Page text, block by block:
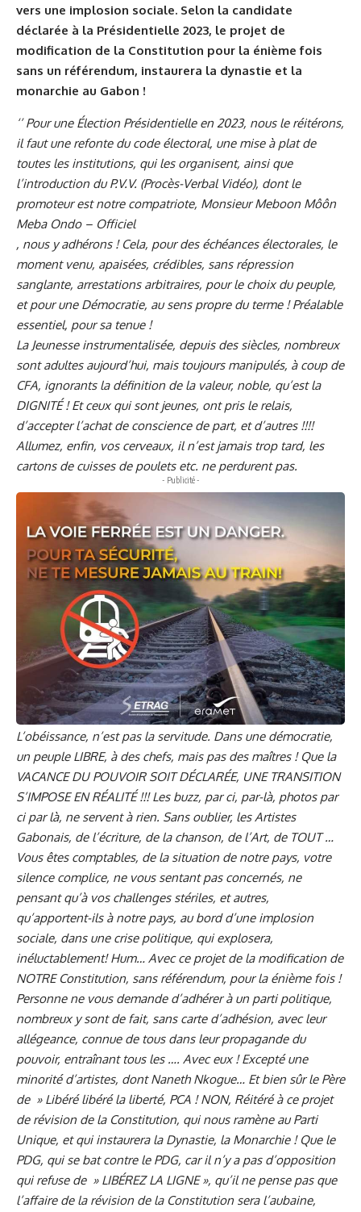
vers une implosion sociale. Selon la candidate
déclarée à la Présidentielle 2023, le projet de
modification de la Constitution pour la énième fois
sans un référendum, instaurera la dynastie et la
monarchie au Gabon !
‘’ Pour une Élection Présidentielle en 2023, nous le réitérons,
il faut une refonte du code électoral, une mise à plat de
toutes les institutions, qui les organisent, ainsi que
l’introduction du P.V.V. (Procès-Verbal Vidéo), dont le
promoteur est notre compatriote, MonsieurMeboon Môôn
Meba Ondo – Officiel
, nous y adhérons ! Cela, pour des échéances électorales, le
moment venu, apaisées, crédibles, sans répression
sanglante, arrestations arbitraires, pour le choix du peuple,
et pour une Démocratie, au sens propre du terme ! Préalable
essentiel, pour sa tenue !
La Jeunesse instrumentalisée, depuis des siècles, nombreux
sont adultes aujourd’hui, mais toujours manipulés, à coup de
CFA, ignorants la définition de la valeur, noble, qu’est la
DIGNITÉ ! Et ceux qui sont jeunes, ont pris le relais,
d’accepter l’achat de conscience de part, et d’autres !!!!
Allumez, enfin, vos cerveaux, il n’est jamais trop tard, les
cartons de cuisses de poulets etc. ne perdurent pas.
- Publicité -
L’obéissance, n’est pas la servitude. Dans une démocratie,
un peuple LIBRE, à des chefs, mais pas des maîtres ! Que la
VACANCE DU POUVOIR SOIT DÉCLARÉE, UNE TRANSITION
S’IMPOSE EN RÉALITÉ !!! Les buzz, par ci, par-là, photos par
ci par là, ne servent à rien. Sans oublier, les Artistes
Gabonais, de l’écriture, de la chanson, de l’Art, de TOUT …
Vous êtes comptables, de la situation de notre pays, votre
silence complice, ne vous sentant pas concernés, ne
pensant qu’à vos challenges stériles, et autres,
qu’apportent-ils à notre pays, au bord d’une implosion
sociale, dans une crise politique, qui explosera,
inéluctablement! Hum… Avec ce projet de la modification de
NOTRE Constitution, sans référendum, pour la énième fois !
Personne ne vous demande d’adhérer à un parti politique,
nombreux y sont de fait, sans carte d’adhésion, avec leur
allégeance, connue de tous dans leur propagande du
pouvoir, entraînant tous les …. Avec eux ! Excepté une
minorité d’artistes, dont Naneth Nkogue… Et bien sûr le Père
de » Libéré libéré la liberté, PCA ! NON, Réitéré à ce projet
de révision de la Constitution, qui nous ramène au Parti
Unique, et qui instaurera la Dynastie, la Monarchie ! Que le
PDG, qui se bat contre le PDG, car il n’y a pas d’opposition
qui refuse de » LIBÉREZ LA LIGNE », qu’il ne pense pas que
l’affaire de la révision de la Constitution sera l’aubaine,